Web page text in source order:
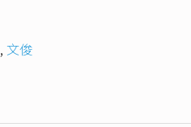
, 文俊